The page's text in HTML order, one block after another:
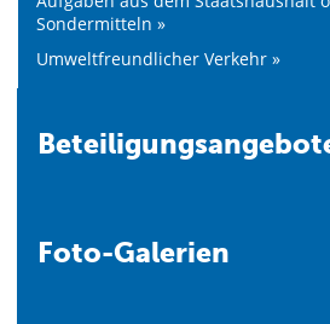
Sondermitteln »
Umweltfreundlicher Verkehr »
Foto-Galerien